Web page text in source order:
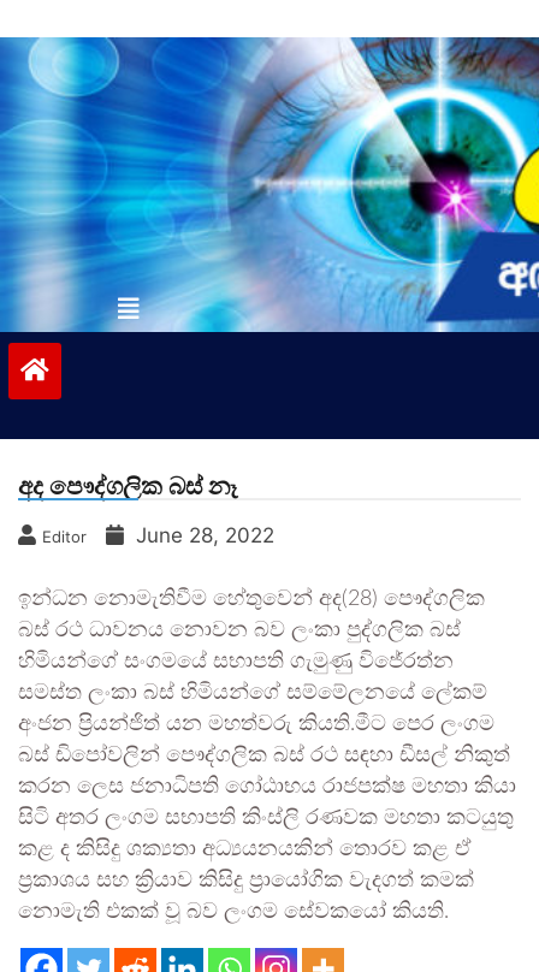
to
contentvinivida.lk
අද පෞද්ගලික බස් නෑ
Editor June 28, 2022
ඉන්ධන නොමැතිවීම හේතුවෙන් අද(28) පෞද්ගලික
බස් රථ ධාවනය නොවන බව ලංකා පුද්ගලික බස්
හිමියන්ගේ සංගමයේ සභාපති ගැමුණු විජේරත්න
සමස්ත ලංකා බස් හිමියන්ගේ සම්මේලනයේ ලේකම්
අංජන ප්‍රියන්ජිත් යන මහත්වරු කියති.මීට පෙර ලංගම
බස් ඩිපෝවලින් පෞද්ගලික බස් රථ සඳහා ඩීසල් නිකුත්
කරන ලෙස ජනාධිපති ගෝඨාභය රාජපක්ෂ මහතා කියා
සිටි අතර ලංගම සභාපති කිංස්ලි රණවක මහතා කටයුතු
කළ ද කිසිදු ශක්‍යතා අධ්‍යයනයකින් තොරව කළ ඒ
ප්‍රකාශය සහ ක්‍රියාව කිසිදු ප්‍රායෝගික වැදගත් කමක්
නොමැති එකක් වූ බව ලංගම සේවකයෝ කියති.